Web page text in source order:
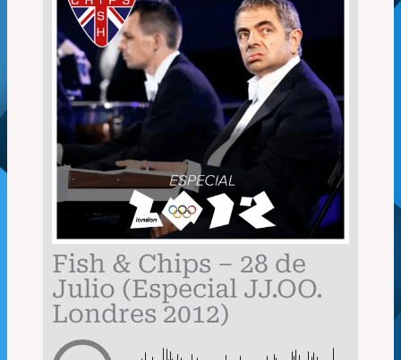
Fish & Chips – 28 de
Julio (Especial JJ.OO.
Londres 2012)